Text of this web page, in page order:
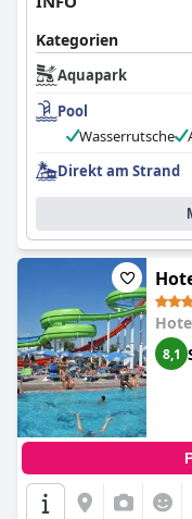
Kategorien
Aquapark
Pool
Wasserrutsche
Direkt am Strand
8,1